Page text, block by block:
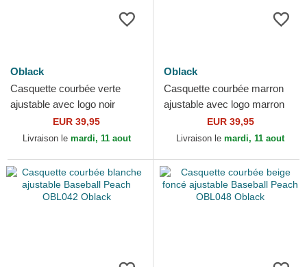
Oblack
Casquette courbée verte
ajustable avec logo noir
Baseball Peach OBL053
Oblack
EUR 39,95
Livraison le mardi, 11 aout
Oblack
Casquette courbée marron
ajustable avec logo marron
Baseball Peach OBL061
Oblack
EUR 39,95
Livraison le mardi, 11 aout